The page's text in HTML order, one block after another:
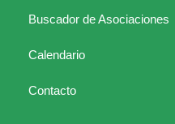
Buscador de Asociaciones
Calendario
Contacto